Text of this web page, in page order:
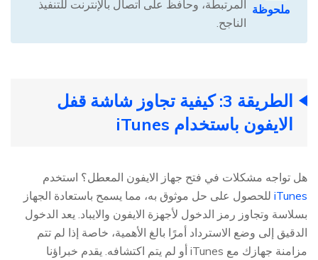
ملحوظة المرتبطة، وحافظ على اتصال بالإنترنت للتنفيذ
الناجح.
الطريقة 3: كيفية تجاوز شاشة قفل
الايفون باستخدام iTunes
هل تواجه مشكلات في فتح جهاز الايفون المعطل؟ استخدم
iTunes للحصول على حل موثوق به، مما يسمح باستعادة الجهاز
بسلاسة وتجاوز رمز الدخول لأجهزة الايفون والايباد. يعد الدخول
الدقيق إلى وضع الاسترداد أمرًا بالغ الأهمية، خاصة إذا لم تتم
مزامنة جهازك مع iTunes أو لم يتم اكتشافه. يقدم خبراؤنا